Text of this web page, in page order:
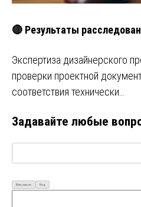
🔴 Результаты
Экспертиза дизайнерского
проверки проектной
соответствия технически…
Задавайте любые
Визуально Код